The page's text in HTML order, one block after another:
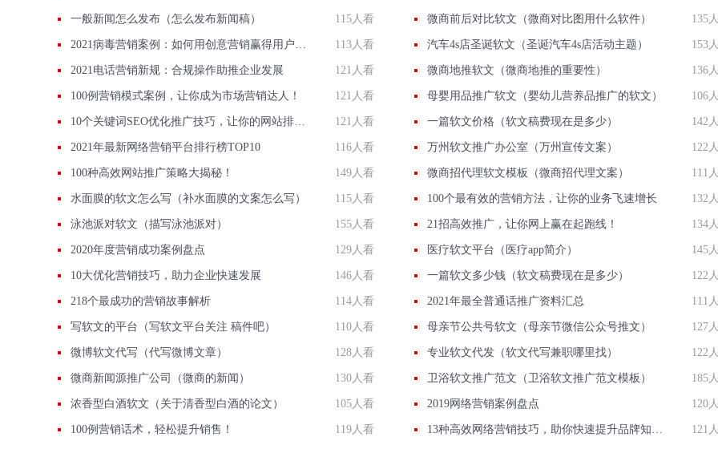
一般新闻怎么发布（怎么发布新闻稿） 115人看 微商前后对比软文（微商对比图用什么软件） 135
2021病毒营销案例：如何用创意营销赢得用户心？ 113人看 汽车4s店圣诞软文（圣诞汽车4s店活动主题） 153
2021电话营销新规：合规操作助推企业发展 121人看 微商地推软文（微商地推的重要性） 136
100例营销模式案例，让你成为市场营销达人！ 121人看 母婴用品推广软文（婴幼儿营养品推广的软文） 106
10个关键词SEO优化推广技巧，让你的网站排名飞升 121人看 一篇软文价格（软文稿费现在是多少） 142
2021年最新网络营销平台排行榜TOP10 116人看 万州软文推广办公室（万州宣传文案） 122
100种高效网站推广策略大揭秘！ 149人看 微商招代理软文模板（微商招代理文案） 111
水面膜的软文怎么写（补水面膜的文案怎么写） 115人看 100个最有效的营销方法，让你的业务飞速增长 132
泳池派对软文（描写泳池派对） 155人看 21招高效推广，让你网上赢在起跑线！ 134
2020年度营销成功案例盘点 129人看 医疗软文平台（医疗app简介） 145
10大优化营销技巧，助力企业快速发展 146人看 一篇软文多少钱（软文稿费现在是多少） 122
218个最成功的营销故事解析 114人看 2021年最全普通话推广资料汇总 111
写软文的平台（写软文平台关注 稿件吧） 110人看 母亲节公共号软文（母亲节微信公众号推文） 127
微博软文代写（代写微博文章） 128人看 专业软文代发（软文代写兼职哪里找） 122
微商新闻源推广公司（微商的新闻） 130人看 卫浴软文推广范文（卫浴软文推广范文模板） 185
浓香型白酒软文（关于清香型白酒的论文） 105人看 2019网络营销案例盘点 120
100例营销话术，轻松提升销售！ 119人看 13种高效网络营销技巧，助你快速提升品牌知名度！ 121